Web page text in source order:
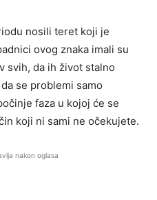
nosili teret koji je
ovog znaka imali su
svih, da ih život stalno
se problemi samo
faza u kojoj će se
koji ni sami ne očekujete.
nakon oglasa